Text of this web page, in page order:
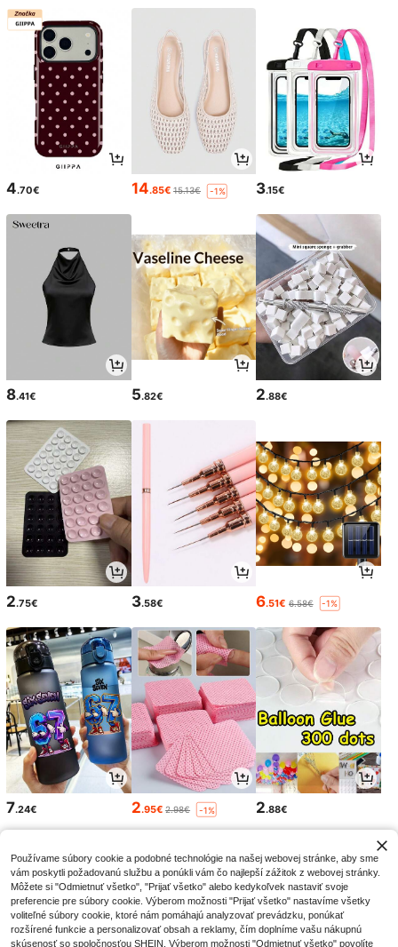
4.70€ 14.85€ 15.13€ -1% 3.15€
8.41€ 5.82€ 2.88€
2.75€ 3.58€ 6.51€ 6.58€ -1%
7.24€ 2.95€ 2.98€ -1% 2.88€
Používame súbory cookie a podobné technológie na našej webovej stránke, aby sme
vám poskytli požadovanú službu a ponúkli vám čo najlepší zážitok z webovej stránky.
Môžete si "Odmietnuť všetko", "Prijať všetko" alebo kedykoľvek nastaviť svoje
preferencie pre súbory cookie. Výberom možnosti "Prijať všetko" nastavíme všetky
voliteľné súbory cookie, ktoré nám pomáhajú analyzovať prevádzku, ponúkať
rozšírené funkcie a personalizovať obsah a reklamy, čím doplníme vašu nákupnú
skúsenosť so spoločnosťou SHEIN. Výberom možnosti "Odmietnuť všetko" povolíte